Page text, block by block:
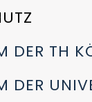
DER TH
DER